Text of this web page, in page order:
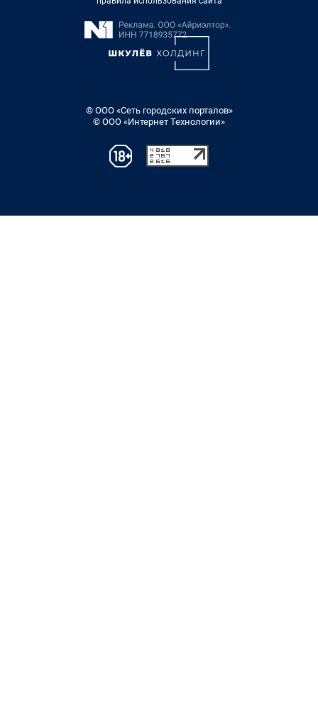
© ООО «Сеть городских порталов»
© ООО «Интернет Технологии»